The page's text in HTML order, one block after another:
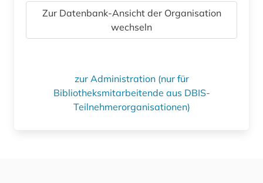
Zur Datenbank-Ansicht der Organisation
wechseln
zur Administration (nur für
Bibliotheksmitarbeitende aus DBIS-
Teilnehmerorganisationen)